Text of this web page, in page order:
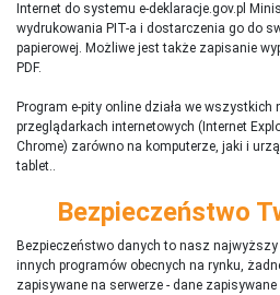
Internet do systemu e-deklaracje.gov.pl
wydrukowania PIT-a i dostarczenia go do
papierowej. Możliwe jest także zapisanie
PDF.
Program e-pity online działa we wszystkich
przeglądarkach internetowych (Internet
Chrome) zarówno na komputerze, jaki i
tablet..
Bezpieczeństwo
Bezpieczeństwo danych to nasz najwyższy
innych programów obecnych na rynku, ż
zapisywane na serwerze - dane